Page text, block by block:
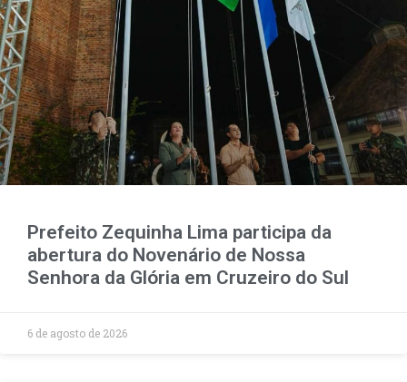
Prefeito Zequinha Lima participa da
abertura do Novenário de Nossa
Senhora da Glória em Cruzeiro do Sul
6 de agosto de 2026